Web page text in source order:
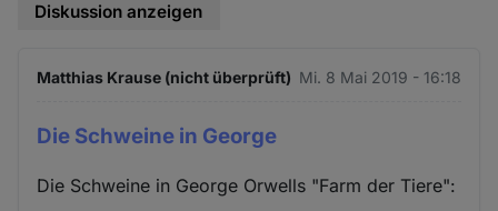
Diskussion anzeigen
Matthias Krause (nicht überprüft) Mi. 8 Mai 2019 - 16:18
Die Schweine in George
Die Schweine in George Orwells "Farm der Tiere":